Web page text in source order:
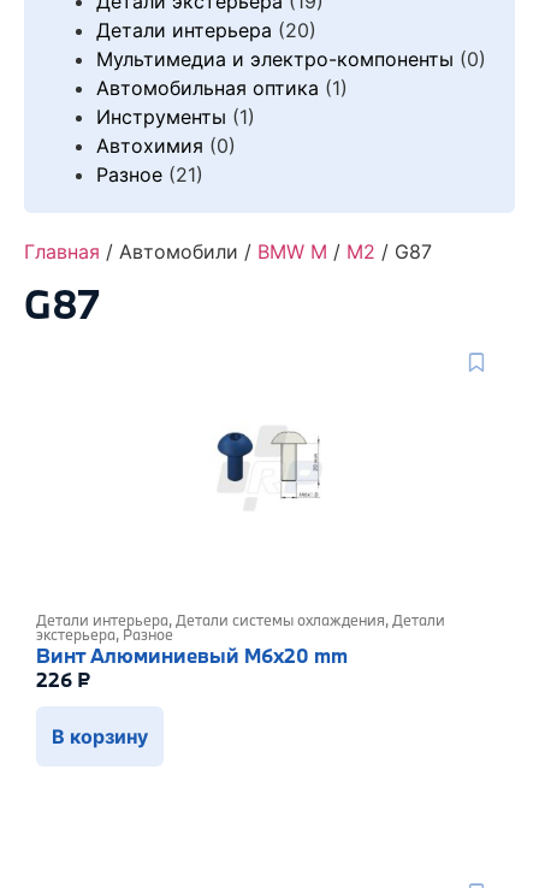
Детали интерьера (20)
Мультимедиа и электро-компоненты (0)
Автомобильная оптика (1)
Инструменты (1)
Автохимия (0)
Разное (21)
Главная / Автомобили / BMW M / M2 / G87
G87
Детали интерьера,Детали системы охлаждения,Детали
экстерьера, Разное
Винт Алюминиевый M6x20 mm
226 ₽
В корзину